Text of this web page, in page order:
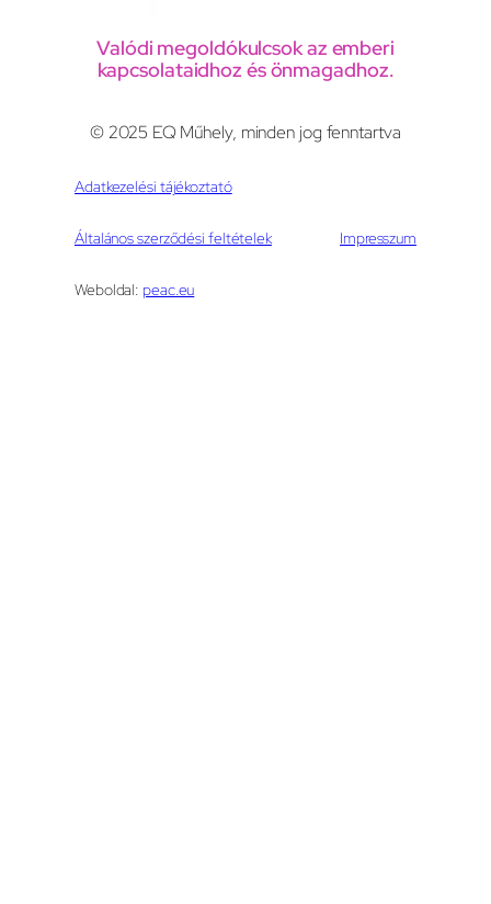
Valódi megoldókulcsok az emberi
kapcsolataidhoz és önmagadhoz.
© 2025 EQ Műhely, minden jog fenntartva
Adatkezelési tájékoztató
Általános szerződési feltételek Impresszum
Weboldal: peac.eu